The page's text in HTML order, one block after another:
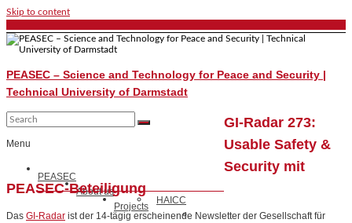
Skip to content
PEASEC – Science and Technology for Peace and Security |
Technical University of Darmstadt
Menu
PEASEC
About us
Projects
HAICC
GI-Radar 273:
Usable Safety &
Security mit
PEASEC-Beteiligung
Das GI-Radar ist der 14-tägig erscheinende Newsletter der Gesellschaft für